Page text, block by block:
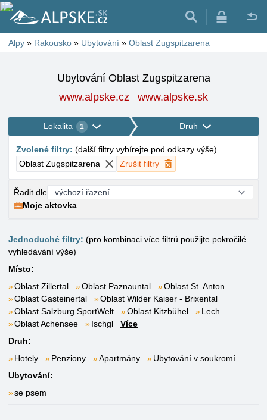
Alpy » Rakousko » Ubytování » Oblast Zugspitzarena
Ubytování Oblast Zugspitzarena
www.alpske.cz
www.alpske.sk
Lokalita 1 Druh
Zvolené filtry: (další filtry vybírejte pod odkazy výše)
Oblast Zugspitzarena
Zrušit filtry
Řadit dle
Moje aktovka
Jednoduché filtry: (pro kombinaci více filtrů použijte pokročilé
vyhledávání výše)
Místo:
Oblast Zillertal
Oblast Paznauntal
Oblast St. Anton
Oblast Gasteinertal
Oblast Wilder Kaiser - Brixental
Oblast Salzburg SportWelt
Oblast Kitzbühel
Lech
Oblast Achensee
Ischgl
Více
Druh:
Hotely
Penziony Apartmány
Ubytování v soukromí
Ubytování:
se psem